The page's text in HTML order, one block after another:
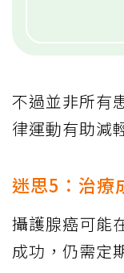
不過並非所有
律運動有助減
迷思5：治療
攝護腺癌可能
成功，仍需定